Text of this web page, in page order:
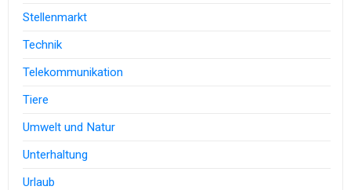
Stellenmarkt
Technik
Telekommunikation
Tiere
Umwelt und Natur
Unterhaltung
Urlaub